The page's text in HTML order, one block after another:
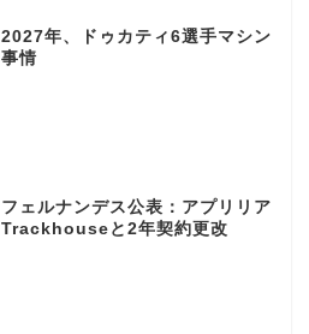
2027年、ドゥカティ6選手マシン
事情
フェルナンデス公表：アプリリア
Trackhouseと2年契約更改